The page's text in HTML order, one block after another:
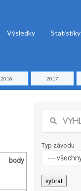
Výsledky Statistiky
2018 2017
body
Typ závodu